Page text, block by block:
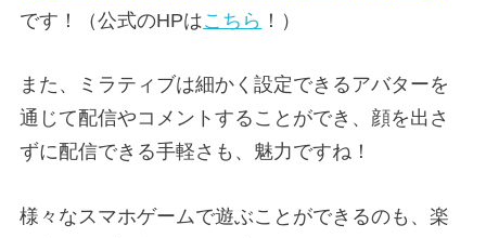
です！（公式のHPはこちら ！）
また、ミラティブは細かく設定できるアバターを
通じて配信やコメントすることができ、顔を出さ
ずに配信できる手軽さも、魅力ですね！
様々なスマホゲームで遊ぶことができるのも、楽